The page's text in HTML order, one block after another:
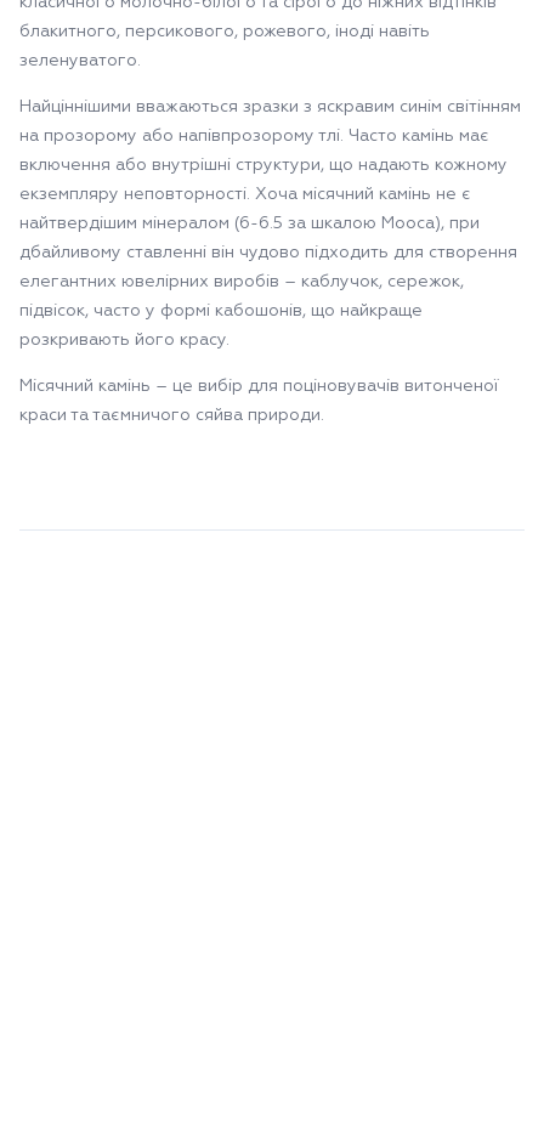
блакитного, персикового, рожевого, іноді навіть
зеленуватого.
Найціннішими вважаються зразки з яскравим синім світінням
на прозорому або напівпрозорому тлі. Часто камінь має
включення або внутрішні структури, що надають кожному
екземпляру неповторності. Хоча місячний камінь не є
найтвердішим мінералом (6-6.5 за шкалою Мооса), при
дбайливому ставленні він чудово підходить для створення
елегантних ювелірних виробів – каблучок, сережок,
підвісок, часто у формі кабошонів, що найкраще
розкривають його красу.
Місячний камінь – це вибір для поціновувачів витонченої
краси та таємничого сяйва природи.